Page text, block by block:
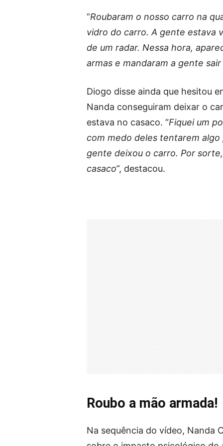
“Roubaram o nosso carro na
vidro do carro. A gente estava
de um radar. Nessa hora,
armas e mandaram a gente
Diogo disse ainda que hesitou
Nanda conseguiram deixar o
estava no casaco. “Fiquei um
com medo deles tentarem algo
gente deixou o carro. Por
casaco”, destacou.
Roubo a mão armada!
Na sequência do vídeo, Nanda